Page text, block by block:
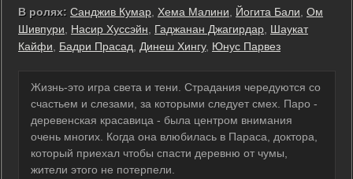
В ролях: Санджив Кумар Хема Малини Йогита Бали Ом
Шивпури
Насир Хуссэйн Гаджанан Джагирдар Шаукат
Кайфи
Бадри Прасад Динеш Хингу, Юнус Парвез
Жизнь-это игра света и тени. Страдания чередуются со
счастьем и слезами, за которыми следует смех. Паро -
деревенская красавица - была центром внимания
очень многих. Когда она влюбилась в Параса, доктора,
который приехал чтобы спасти деревню от чумы,
жители этого не потерпели.